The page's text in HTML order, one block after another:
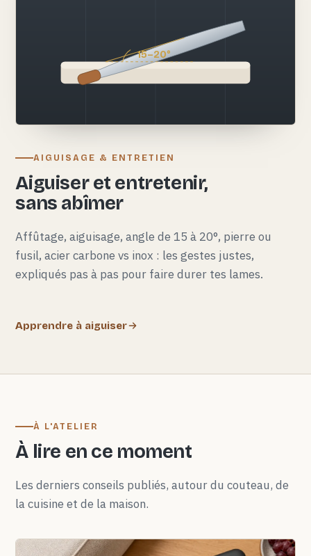
15–20°
AIGUISAGE & ENTRETIEN
Aiguiser et entretenir,
sans abîmer
Affûtage, aiguisage, angle de 15 à 20°, pierre ou
fusil, acier carbone vs inox : les gestes justes,
expliqués pas à pas pour faire durer tes lames.
Apprendre à aiguiser
À L'ATELIER
À lire en ce moment
Les derniers conseils publiés, autour du couteau, de
la cuisine et de la maison.